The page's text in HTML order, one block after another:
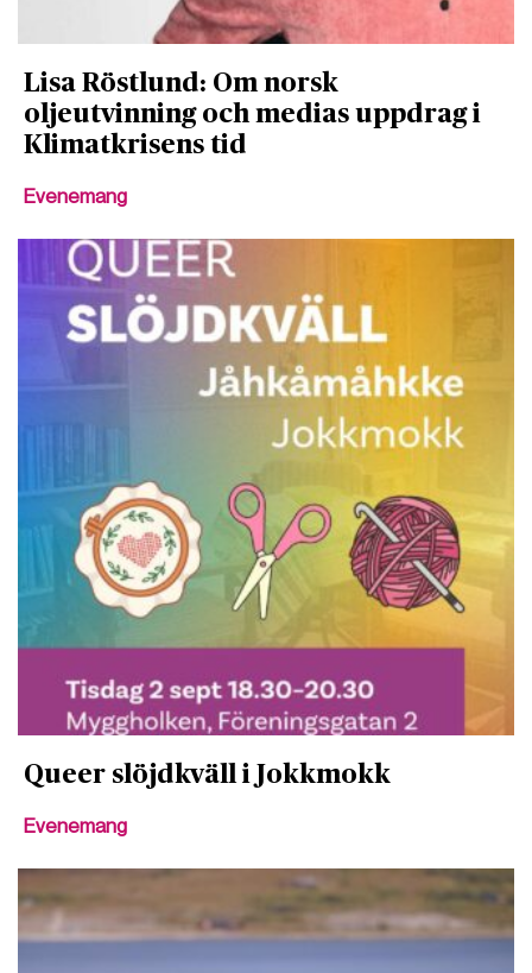
Lisa Röstlund: Om norsk
oljeutvinning och medias uppdrag i
Klimatkrisens tid
Evenemang
Queer slöjdkväll i Jokkmokk
Evenemang